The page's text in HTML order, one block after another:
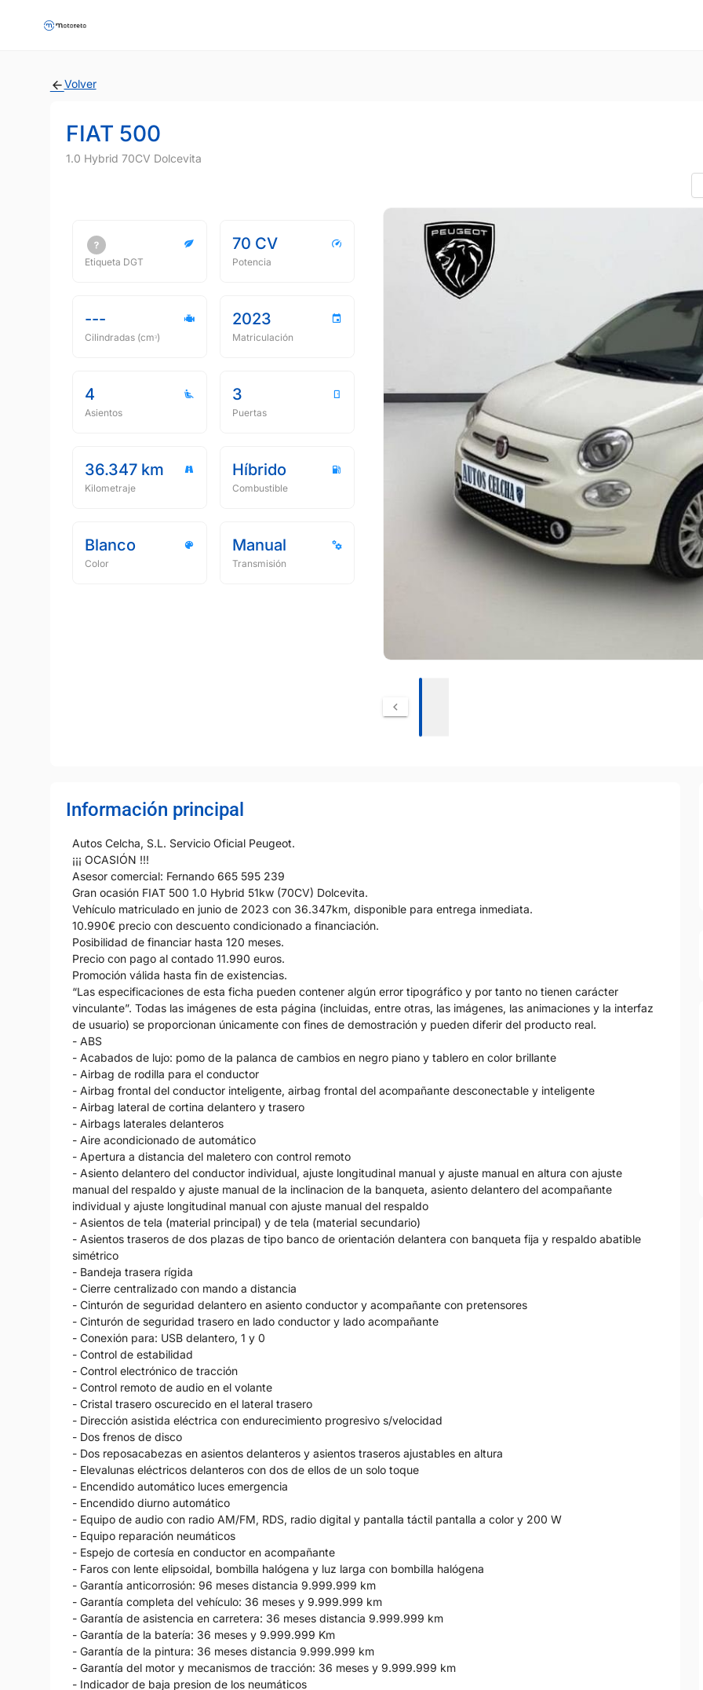
Volver
FIAT 500
1.0 Hybrid 70CV Dolcevita
Etiqueta DGT
70 CV
Potencia
---
Cilindradas (cmᵌ)
2023
Matriculación
4
Asientos
3
Puertas
36.347 km
Kilometraje
Híbrido
Combustible
Blanco
Color
Manual
Transmisión
Información principal
Autos Celcha, S.L. Servicio Oficial Peugeot.
¡¡¡ OCASIÓN !!!
Asesor comercial: Fernando 665 595 239
Gran ocasión FIAT 500 1.0 Hybrid 51kw (70CV) Dolcevita.
Vehículo matriculado en junio de 2023 con 36.347km, disponible para entrega inmediata.
10.990€ precio con descuento condicionado a financiación.
Posibilidad de financiar hasta 120 meses.
Precio con pago al contado 11.990 euros.
Promoción válida hasta fin de existencias.
“Las especificaciones de esta ficha pueden contener algún error tipográfico y por tanto no tienen carácter
vinculante”. Todas las imágenes de esta página (incluidas, entre otras, las imágenes, las animaciones y la interfaz
de usuario) se proporcionan únicamente con fines de demostración y pueden diferir del producto real.
- ABS
- Acabados de lujo: pomo de la palanca de cambios en negro piano y tablero en color brillante
- Airbag de rodilla para el conductor
- Airbag frontal del conductor inteligente, airbag frontal del acompañante desconectable y inteligente
- Airbag lateral de cortina delantero y trasero
- Airbags laterales delanteros
- Aire acondicionado de automático
- Apertura a distancia del maletero con control remoto
- Asiento delantero del conductor individual, ajuste longitudinal manual y ajuste manual en altura con ajuste
manual del respaldo y ajuste manual de la inclinacion de la banqueta, asiento delantero del acompañante
individual y ajuste longitudinal manual con ajuste manual del respaldo
- Asientos de tela (material principal) y de tela (material secundario)
- Asientos traseros de dos plazas de tipo banco de orientación delantera con banqueta fija y respaldo abatible
simétrico
- Bandeja trasera rígida
- Cierre centralizado con mando a distancia
- Cinturón de seguridad delantero en asiento conductor y acompañante con pretensores
- Cinturón de seguridad trasero en lado conductor y lado acompañante
- Conexión para: USB delantero, 1 y 0
- Control de estabilidad
- Control electrónico de tracción
- Control remoto de audio en el volante
- Cristal trasero oscurecido en el lateral trasero
- Dirección asistida eléctrica con endurecimiento progresivo s/velocidad
- Dos frenos de disco
- Dos reposacabezas en asientos delanteros y asientos traseros ajustables en altura
- Elevalunas eléctricos delanteros con dos de ellos de un solo toque
- Encendido automático luces emergencia
- Encendido diurno automático
- Equipo de audio con radio AM/FM, RDS, radio digital y pantalla táctil pantalla a color y 200 W
- Equipo reparación neumáticos
- Espejo de cortesía en conductor en acompañante
- Faros con lente elipsoidal, bombilla halógena y luz larga con bombilla halógena
- Garantía anticorrosión: 96 meses distancia 9.999.999 km
- Garantía completa del vehículo: 36 meses y 9.999.999 km
- Garantía de asistencia en carretera: 36 meses distancia 9.999.999 km
- Garantía de la batería: 36 meses y 9.999.999 Km
- Garantía de la pintura: 36 meses distancia 9.999.999 km
- Garantía del motor y mecanismos de tracción: 36 meses y 9.999.999 km
- Indicador de baja presion de los neumáticos